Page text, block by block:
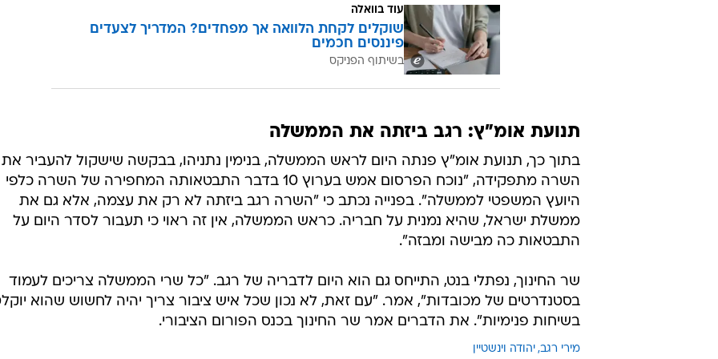
עוד בוואלה
שוקלים לקחת הלוואה אך מפחדים? המדריך לצעדים
פיננסים חכמים
בשיתוף הפניקס
תנועת אומ"ץ: רגב ביזתה את הממשלה
בתוך כך, תנועת אומ"ץ פנתה היום לראש הממשלה, בנימין נתניהו, בבקשה שישקול להעביר את
השרה מתפקידה, "נוכח הפרסום אמש בערוץ 10 בדבר התבטאותה המחפירה של השרה כלפי
היועץ המשפטי לממשלה". בפנייה נכתב כי "השרה רגב ביזתה לא רק את עצמה, אלא גם את
ממשלת ישראל, שהיא נמנית על חבריה. כראש הממשלה, אין זה ראוי כי תעבור לסדר היום על
התבטאות כה מבישה ומבזה".
שר החינוך, נפתלי בנט, התייחס גם הוא היום לדבריה של רגב. "כל שרי הממשלה צריכים לעמוד
בסטנדרטים של מכובדות", אמר. "עם זאת, לא נכון שכל איש ציבור צריך יהיה לחשוש שהוא
בשיחות פנימיות". את הדברים אמר שר החינוך בכנס הפורום הציבורי.
מירי רגב יהודה וינשטיין